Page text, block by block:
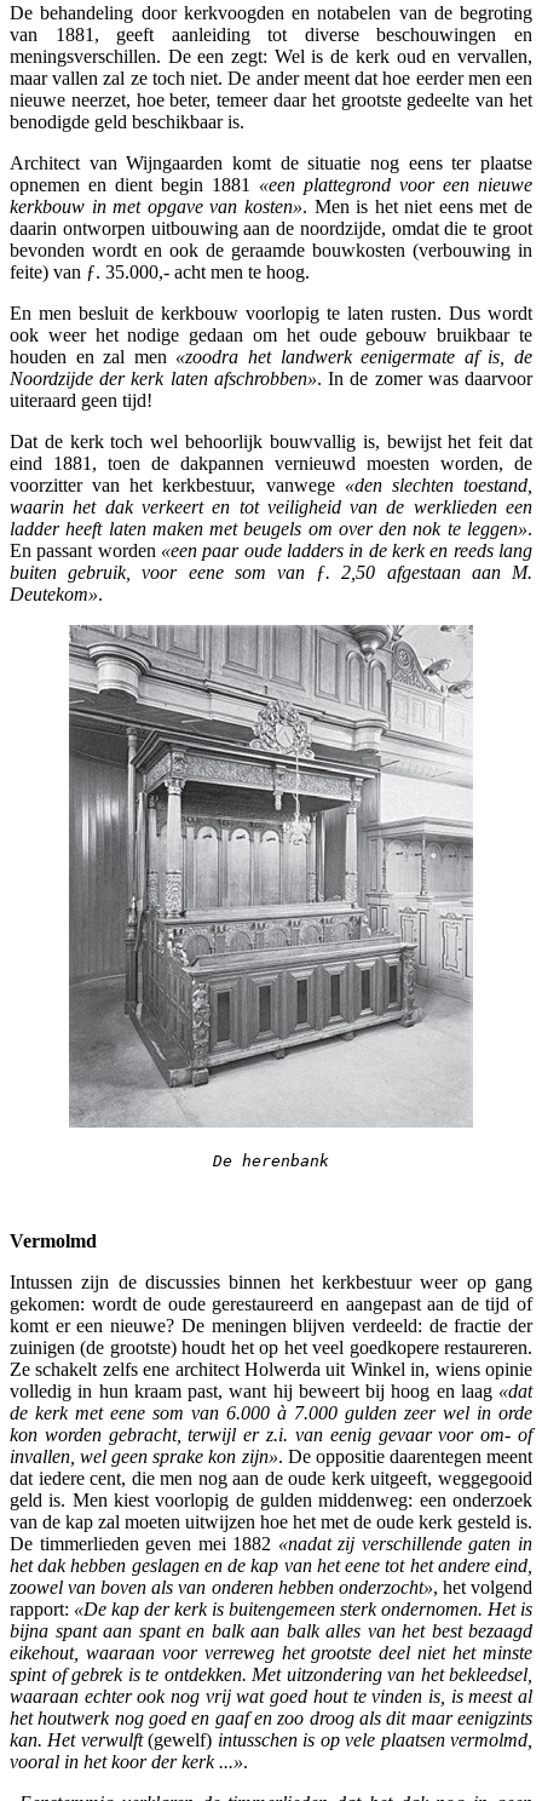
De behandeling door kerkvoogden en notabelen van de begroting
van 1881, geeft aanleiding tot diverse beschouwingen en
meningsverschillen. De een zegt: Wel is de kerk oud en vervallen,
maar vallen zal ze toch niet. De ander meent dat hoe eerder men een
nieuwe neerzet, hoe beter, temeer daar het grootste gedeelte van het
benodigde geld beschikbaar is.
Architect van Wijngaarden komt de situatie nog eens ter plaatse
opnemen en dient begin 1881 «een plattegrond voor een nieuwe
kerkbouw in met opgave van kosten». Men is het niet eens met de
daarin ontworpen uitbouwing aan de noordzijde, omdat die te groot
bevonden wordt en ook de geraamde bouwkosten (verbouwing in
feite) van ƒ. 35.000,- acht men te hoog.
En men besluit de kerkbouw voorlopig te laten rusten. Dus wordt
ook weer het nodige gedaan om het oude gebouw bruikbaar te
houden en zal men «zoodra het landwerk eenigermate af is, de
Noordzijde der kerk laten afschrobben». In de zomer was daarvoor
uiteraard geen tijd!
Dat de kerk toch wel behoorlijk bouwvallig is, bewijst het feit dat
eind 1881, toen de dakpannen vernieuwd moesten worden, de
voorzitter van het kerkbestuur, vanwege «den slechten toestand,
waarin het dak verkeert en tot veiligheid van de werklieden een
ladder heeft laten maken met beugels om over den nok te leggen».
En passant worden «een paar oude ladders in de kerk en reeds lang
buiten gebruik, voor eene som van ƒ. 2,50 afgestaan aan M.
Deutekom».
De herenbank
Vermolmd
Intussen zijn de discussies binnen het kerkbestuur weer op gang
gekomen: wordt de oude gerestaureerd en aangepast aan de tijd of
komt er een nieuwe? De meningen blijven verdeeld: de fractie der
zuinigen (de grootste) houdt het op het veel goedkopere restaureren.
Ze schakelt zelfs ene architect Holwerda uit Winkel in, wiens opinie
volledig in hun kraam past, want hij beweert bij hoog en laag «dat
de kerk met eene som van 6.000 à 7.000 gulden zeer wel in orde
kon worden gebracht, terwijl er z.i. van eenig gevaar voor om- of
invallen, wel geen sprake kon zijn». De oppositie daarentegen meent
dat iedere cent, die men nog aan de oude kerk uitgeeft, weggegooid
geld is. Men kiest voorlopig de gulden middenweg: een onderzoek
van de kap zal moeten uitwijzen hoe het met de oude kerk gesteld is.
De timmerlieden geven mei 1882 «nadat zij verschillende gaten in
het dak hebben geslagen en de kap van het eene tot het andere eind,
zoowel van boven als van onderen hebben onderzocht», het volgend
rapport: «De kap der kerk is buitengemeen sterk ondernomen. Het is
bijna spant aan spant en balk aan balk alles van het best bezaagd
eikehout, waaraan voor verreweg het grootste deel niet het minste
spint of gebrek is te ontdekken. Met uitzondering van het bekleedsel,
waaraan echter ook nog vrij wat goed hout te vinden is, is meest al
het houtwerk nog goed en gaaf en zoo droog als dit maar eenigzints
kan. Het verwulft(gewelf) intusschen is op vele plaatsen vermolmd,
vooral in het koor der kerk ...».